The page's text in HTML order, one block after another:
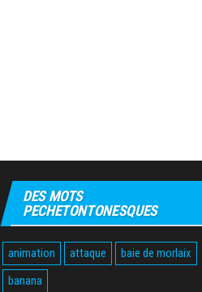
DES MOTS
PECHETONTONESQUES
animation attaque
baie de morlaix
banana